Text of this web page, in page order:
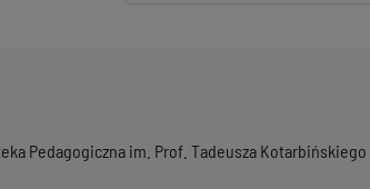
Pedagogiczna im. Prof. Tadeusza Kotarbińskiego